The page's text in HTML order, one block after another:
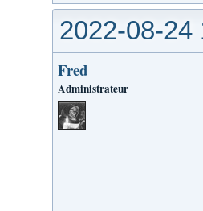
2022-08-24
Fred
Administrateur